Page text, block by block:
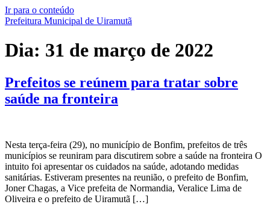
Ir para o conteúdo
Prefeitura Municipal de Uiramutã
Dia: 31 de março de 2022
Prefeitos se reúnem para tratar sobre
saúde na fronteira
Nesta terça-feira (29), no município de Bonfim, prefeitos de três
municípios se reuniram para discutirem sobre a saúde na fronteira O
intuito foi apresentar os cuidados na saúde, adotando medidas
sanitárias. Estiveram presentes na reunião, o prefeito de Bonfim,
Joner Chagas, a Vice prefeita de Normandia, Veralice Lima de
Oliveira e o prefeito de Uiramutã […]